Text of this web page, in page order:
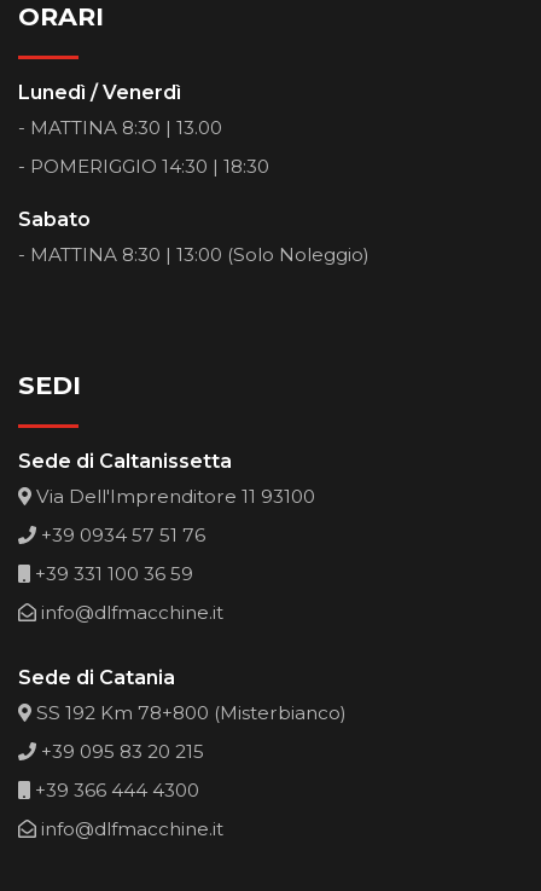
ORARI
Lunedì / Venerdì
- MATTINA 8:30 | 13.00
- POMERIGGIO 14:30 | 18:30
Sabato
- MATTINA 8:30 | 13:00 (Solo Noleggio)
SEDI
Sede di Caltanissetta
Via Dell'Imprenditore 11 93100
+39 0934 57 51 76
+39 331 100 36 59
info@dlfmacchine.it
Sede di Catania
SS 192 Km 78+800 (Misterbianco)
+39 095 83 20 215
+39 366 444 4300
info@dlfmacchine.it